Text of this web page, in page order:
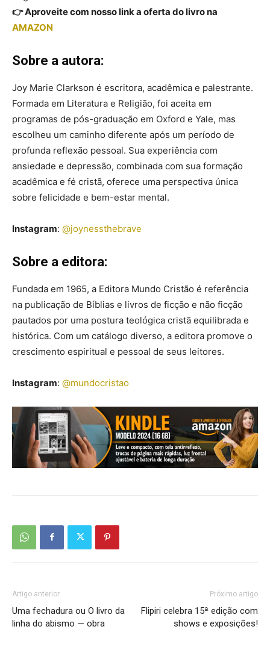
👉 Aproveite com nosso link a oferta do livro na
AMAZON
Sobre a autora:
Joy Marie Clarkson é escritora, acadêmica e palestrante.
Formada em Literatura e Religião, foi aceita em
programas de pós-graduação em Oxford e Yale, mas
escolheu um caminho diferente após um período de
profunda reflexão pessoal. Sua experiência com
ansiedade e depressão, combinada com sua formação
acadêmica e fé cristã, oferece uma perspectiva única
sobre felicidade e bem-estar mental.
Instagram: @joynessthebrave
Sobre a editora:
Fundada em 1965, a Editora Mundo Cristão é referência
na publicação de Bíblias e livros de ficção e não ficção
pautados por uma postura teológica cristã equilibrada e
histórica. Com um catálogo diverso, a editora promove o
crescimento espiritual e pessoal de seus leitores.
Instagram: @mundocristao
Artigo anterior
Uma fechadura ou O livro da
linha do abismo — obra
Próximo artigo
Flipiri celebra 15ª edição com
shows e exposições!